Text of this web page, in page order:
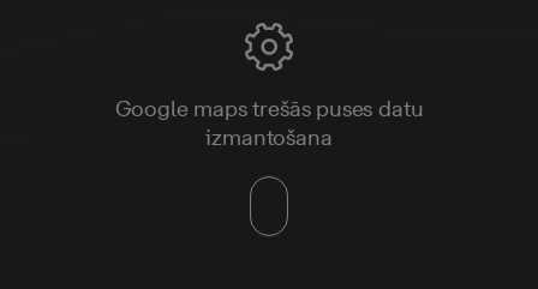
Google maps trešās puses datu
izmantošana